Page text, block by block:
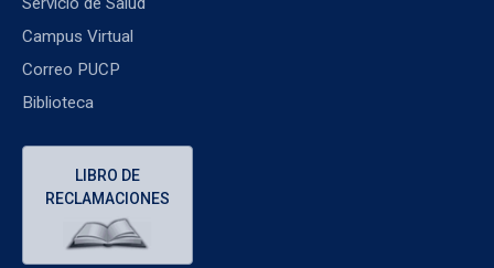
Campus Virtual
Correo PUCP
Biblioteca
LIBRO DE
RECLAMACIONES